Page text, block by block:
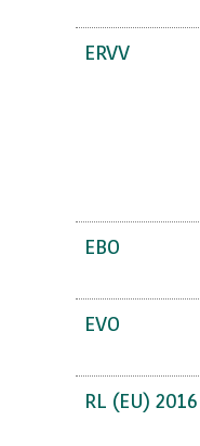
ERVV
EBO
EVO
RL (EU)